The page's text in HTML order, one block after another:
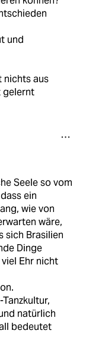
und
nichts aus
gelernt
Seele so vom
ein
wie von
wäre,
sich Brasilien
Dinge
Ehr nicht
natürlich
bedeutet